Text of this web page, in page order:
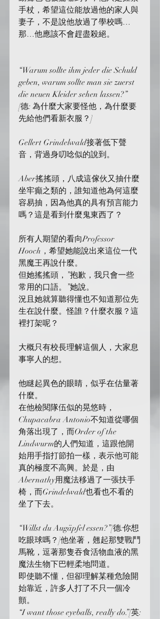
手杖，希望這位能放過他的家人與
妻子，不是說他放過了學校嗎…
那…他應該不會趕盡殺絕。
“Warum sollte ihm jeder die Schuld
geben, warum sollte man sie zuerst
die neuen Kleider sehen lassen?”
[德: 為什麼大家要怪他，為什麼要
先給他們看新衣服？]
Gellert Grindelwald接著低下聲
音，背過身叨唸似的說到。
Aber搖搖頭，八成這傢伙又抽什麼
坐牢癲之類的，誰知道他為何這麼
容易抽，因為他真的具有預言能力
嗎？這是看到什麼鬼東西了？
所有人期望的看向Professor
Hooch，希望她能說出來這位一代
黑魔王再說什麼。
但她搖搖頭，”抱歉，我只會一些
常用的口語。”她說。
況且她就算聽得懂也不知道那位先
生在說什麼。怪誰？什麼衣服？這
裡打架呢？
大概只有校長理解這個人，大家息
事寧人的想。
他瞇起異色的眼睛，似乎在估量著
什麼。
在他檢閱隊伍似的晃悠時，
Chupacabra Antonio不知道從哪個
角落出現了，而Order of the
Lindwurm的人們知道，這跟他開
始用手指打節拍一樣，表示他可能
真的極度不高興。於是，由
Abernathy用魔法移過了一張扶手
椅，而Grindelwald也看也不看的
坐了下去。
“Willst du Augäpfel essen?”[德:你想
吃眼球嗎？]他坐著，翹起那雙戰鬥
馬靴，逗著那隻吞食活物血液的黑
魔法生物下巴輕柔地問道。
即使聽不懂，但卻理解某種危險開
始靠近，許多人打了不只一個冷
顫。
“I want those eyeballs, really do.”[英: